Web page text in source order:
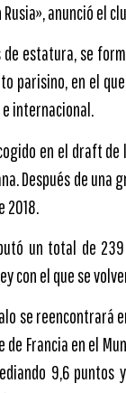
anunció el
estatura, se
parisino, en el
internacional.
en el draft
Después de una
un total de
con el que se
se reencontrará
Francia en el
9,6